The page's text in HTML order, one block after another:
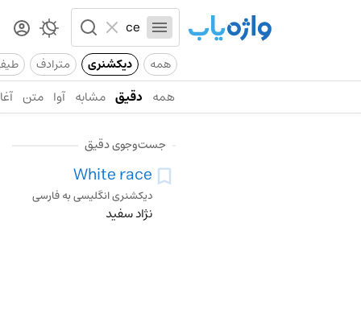
همه دیکشنری مترادف
همه دقیق مشابه آوا متن
جست‌وجوی دقیق
White race
دیکشنری انگلیسی به فارسی
نژاد سفید